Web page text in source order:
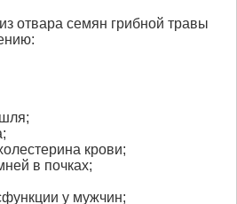
отвара семян грибной травы
крови;
в почках;
у мужчин;